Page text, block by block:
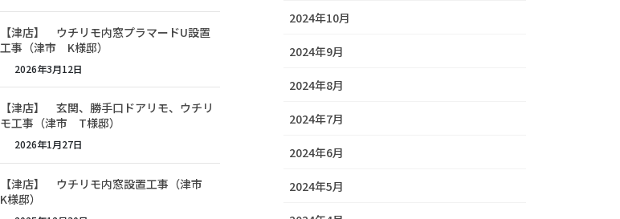
【津店】 ウチリモ内窓プラマードU設置
工事（津市 K様邸）
2026年3月12日
【津店】 玄関、勝手口ドアリモ、ウチリ
モ工事（津市 T様邸）
2026年1月27日
【津店】 ウチリモ内窓設置工事（津市
K様邸）
2024年10月
2024年9月
2024年8月
2024年7月
2024年6月
2024年5月